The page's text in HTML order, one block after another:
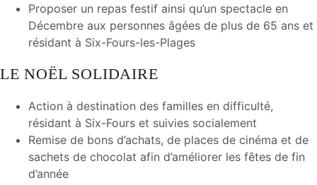
Proposer un repas festif ainsi qu’un spectacle en
Décembre aux personnes âgées de plus de 65 ans et
résidant à Six-Fours-les-Plages
LE NOËL SOLIDAIRE
Action à destination des familles en difficulté,
résidant à Six-Fours et suivies socialement
Remise de bons d’achats, de places de cinéma et de
sachets de chocolat afin d’améliorer les fêtes de fin
d’année